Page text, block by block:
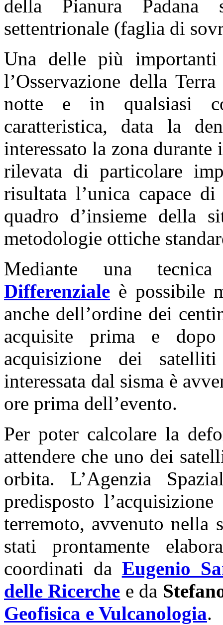
della Pianura
settentrionale (faglia di
Una delle più
l’Osservazione della
notte e in qualsiasi
caratteristica, data la
interessato la zona
rilevata di particolare
risultata l’unica capace
quadro d’insieme della
metodologie ottiche
Mediante una
Differenziale è possibile
anche dell’ordine dei
acquisite prima e
acquisizione dei
interessata dal sisma è
ore prima dell’evento.
Per poter calcolare la
attendere che uno dei
orbita. L’Agenzia
predisposto
terremoto, avvenuto nella
stati prontamente
coordinati da Eugenio
delle Ricerche e da
Geofisica e Vulcanologia.